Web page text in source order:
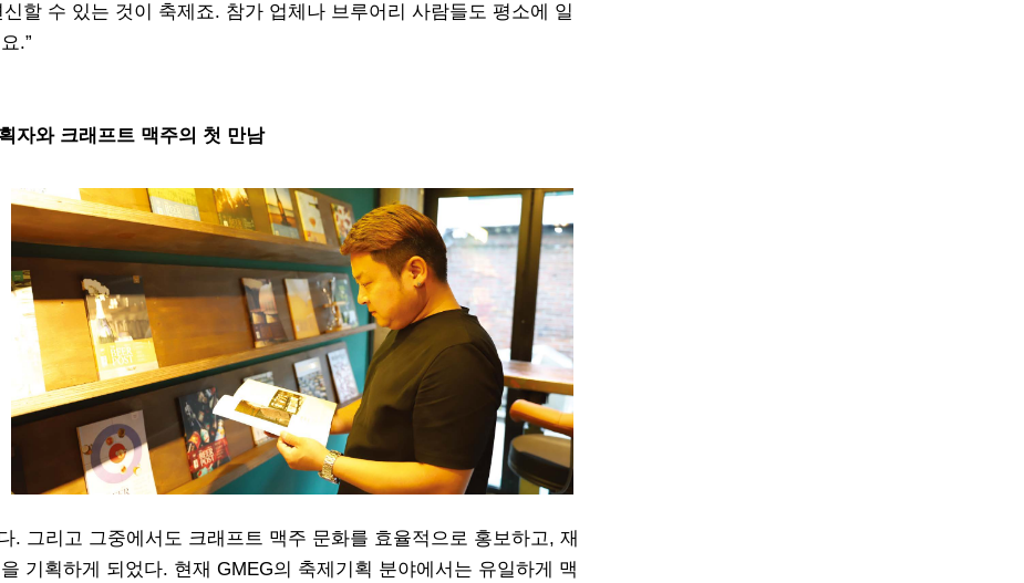
할 수 있는 것이 축제죠. 참가 업체나 브루어리 사람들도 평소에 일
.”
자와 크래프트 맥주의 첫 만남
. 그리고 그중에서도 크래프트 맥주 문화를 효율적으로 홍보하고, 재
기획하게 되었다. 현재 GMEG의 축제기획 분야에서는 유일하게 맥